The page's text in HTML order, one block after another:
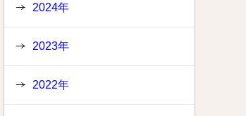
2024年
2023年
2022年